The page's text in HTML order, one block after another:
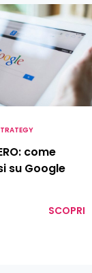
come
su Google
SCOPRI